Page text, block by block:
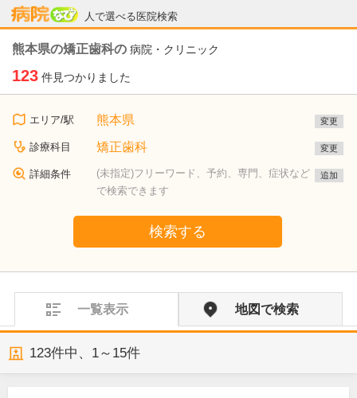
人で選べる医院検索
病院なび
熊本県の矯正歯科の 病院・クリニック
123 件見つかりました
エリア/駅 熊本県 変更
診療科目 矯正歯科 変更
詳細条件
(未指定)フリーワード、予約、専門、症状など
で検索できます
追加
検索する
一覧表示 地図で検索
123件中、 1～15件